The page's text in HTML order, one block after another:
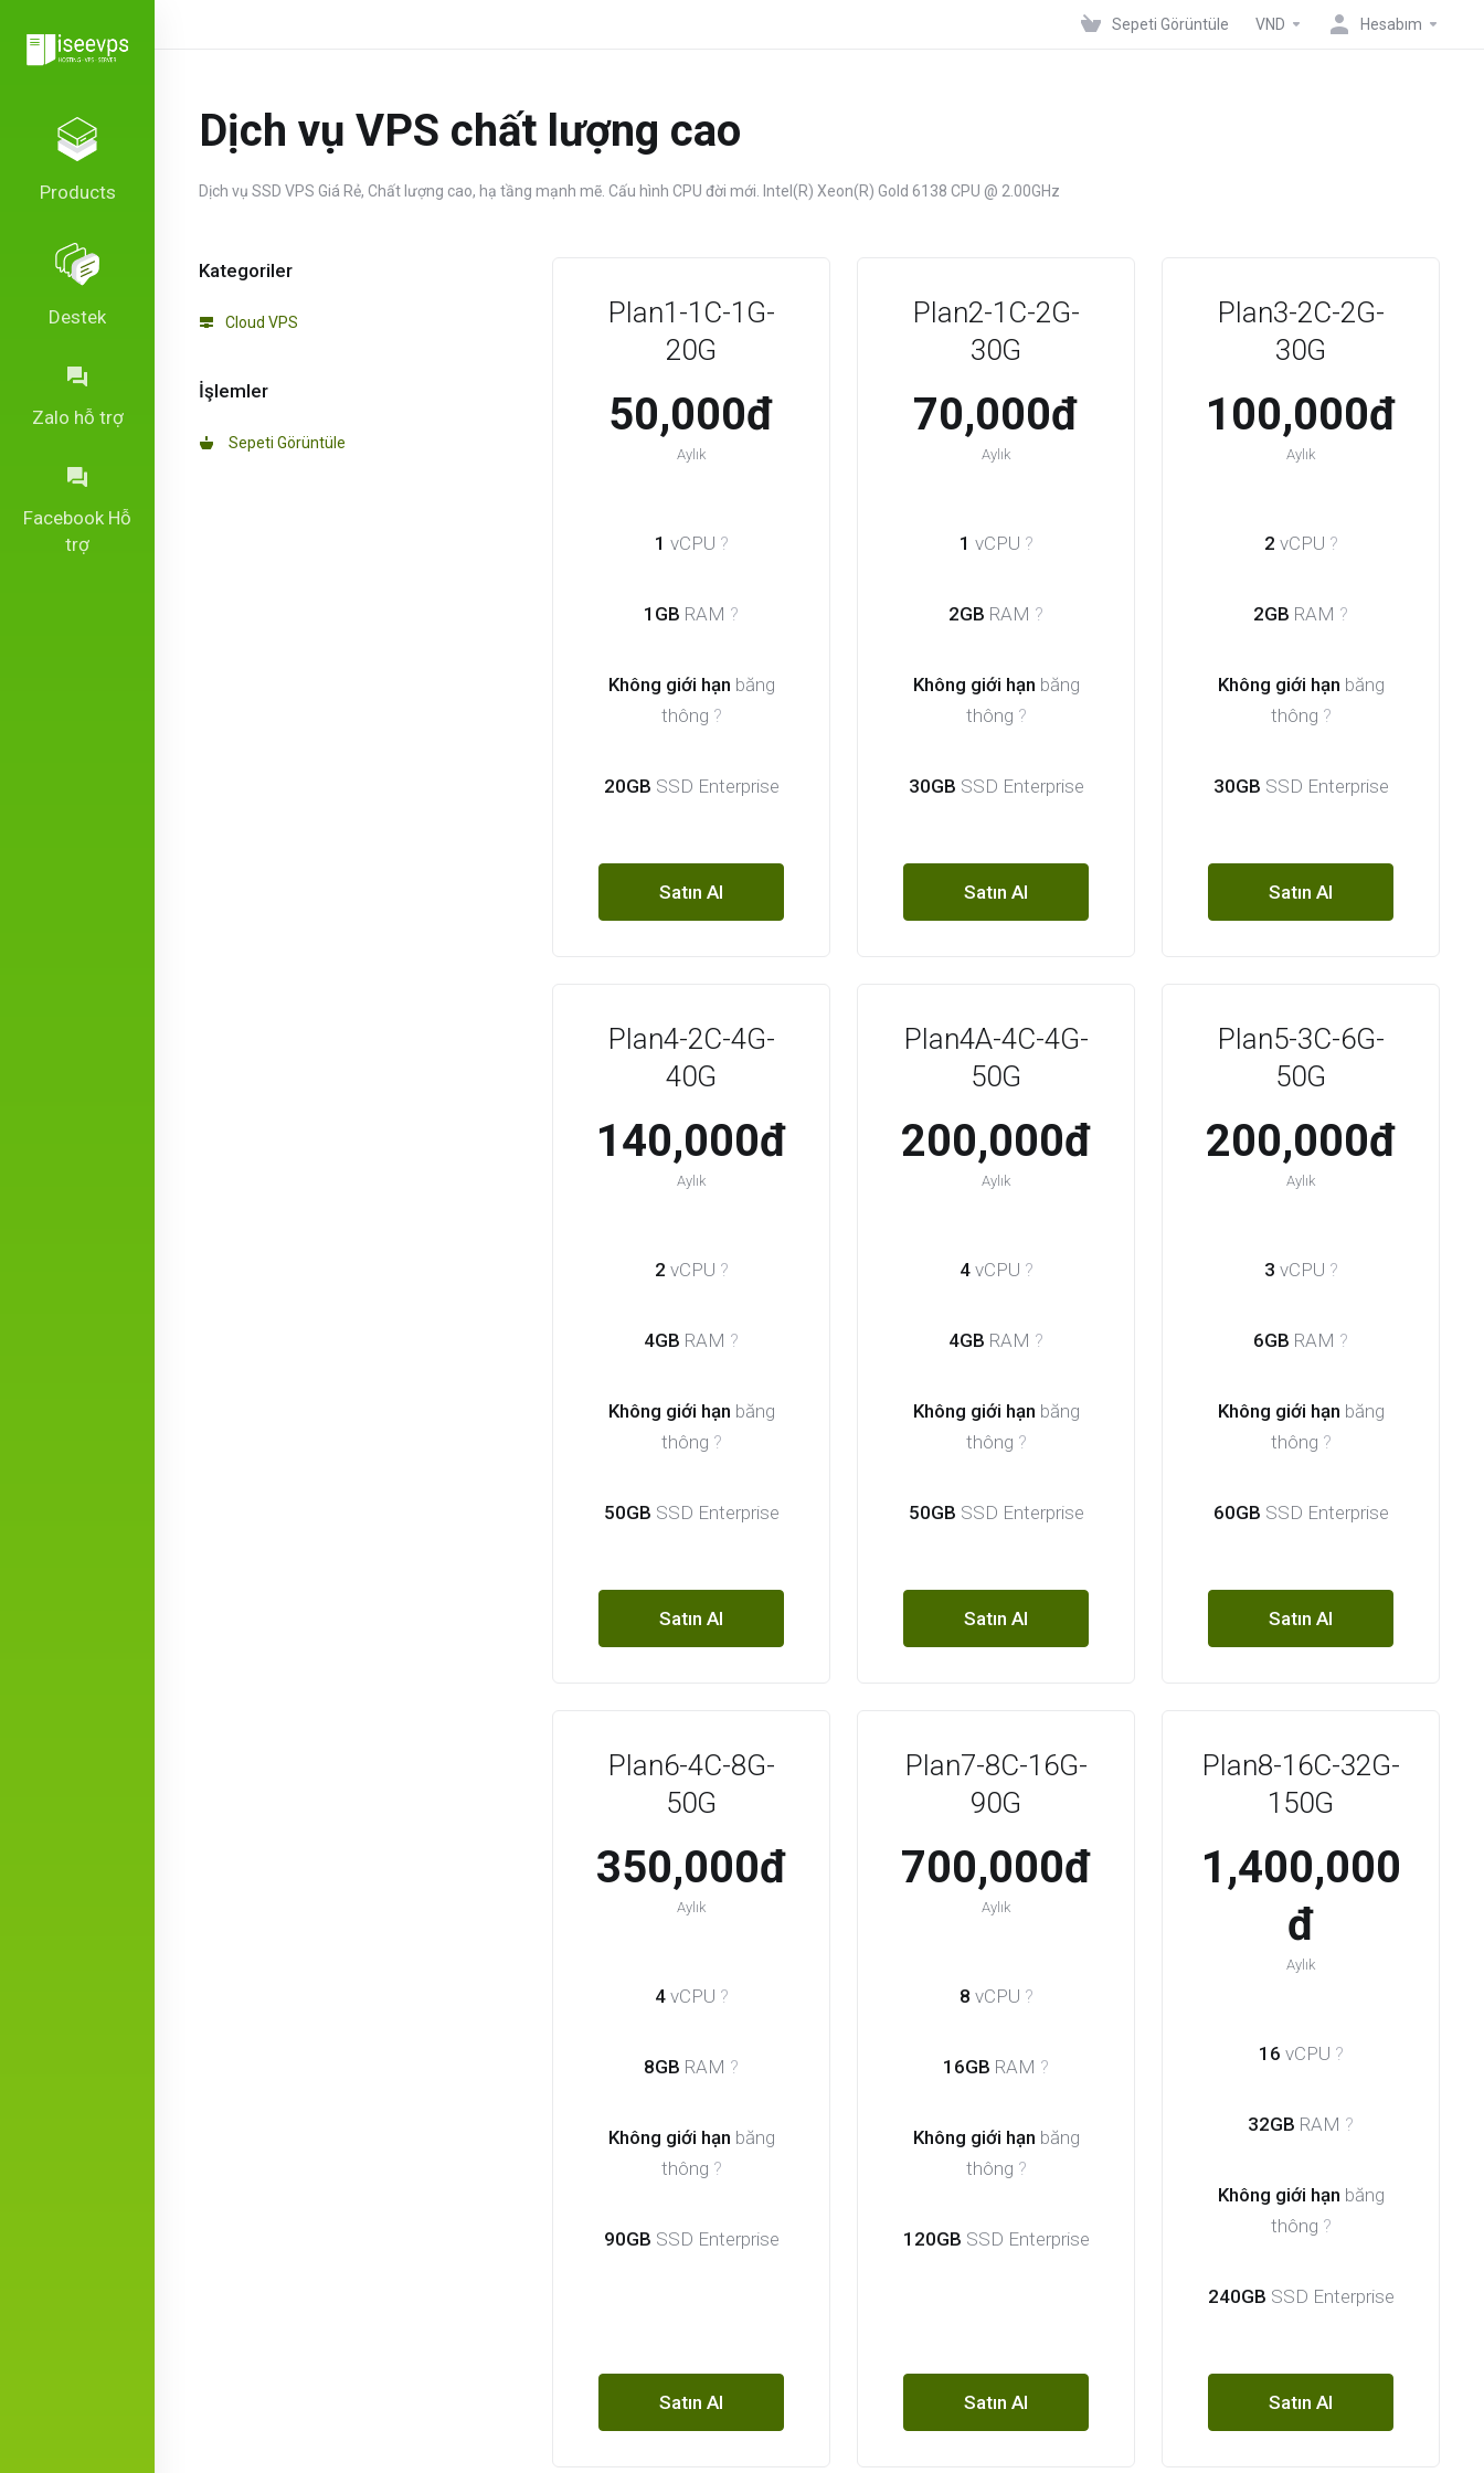
Products
Destek
Zalo hỗ trợ
Facebook Hỗ
trợ
Sepeti Görüntüle VND Hesabım
Dịch vụ VPS chất lượng cao
Dịch vụ SSD VPS Giá Rẻ, Chất lượng cao, hạ tầng mạnh mẽ. Cấu hình CPU đời mới. Intel(R) Xeon(R) Gold 6138 CPU @ 2.00GHz
Kategoriler
Cloud VPS
İşlemler
Sepeti Görüntüle
Plan1-1C-1G-
20G
50,000đ
Aylık
1 vCPU ?
1GB RAM ?
Không giới hạn băng
thông ?
20GB SSD Enterprise
Satın Al
Plan2-1C-2G-
30G
70,000đ
Aylık
1 vCPU ?
2GB RAM ?
Không giới hạn băng
thông ?
30GB SSD Enterprise
Satın Al
Plan3-2C-2G-
30G
100,000đ
Aylık
2 vCPU ?
2GB RAM ?
Không giới hạn băng
thông ?
30GB SSD Enterprise
Satın Al
Plan4-2C-4G-
40G
140,000đ
Aylık
2 vCPU ?
4GB RAM ?
Không giới hạn băng
thông ?
50GB SSD Enterprise
Satın Al
Plan4A-4C-4G-
50G
200,000đ
Aylık
4vCPU ?
4GB RAM ?
Không giới hạn băng
thông ?
50GB SSD Enterprise
Satın Al
Plan5-3C-6G-
50G
200,000đ
Aylık
3 vCPU ?
6GB RAM ?
Không giới hạn băng
thông ?
60GB SSD Enterprise
Satın Al
Plan6-4C-8G-
50G
350,000đ
Aylık
4vCPU ?
8GB RAM ?
Không giới hạn băng
thông ?
90GB SSD Enterprise
Satın Al
Plan7-8C-16G-
90G
700,000đ
Aylık
8 vCPU ?
16GB RAM ?
Không giới hạn băng
thông ?
120GB SSD Enterprise
Satın Al
Plan8-16C-32G-
150G
1,400,000
đ
Aylık
16 vCPU ?
32GB RAM ?
Không giới hạn băng
thông ?
240GB SSD Enterprise
Satın Al